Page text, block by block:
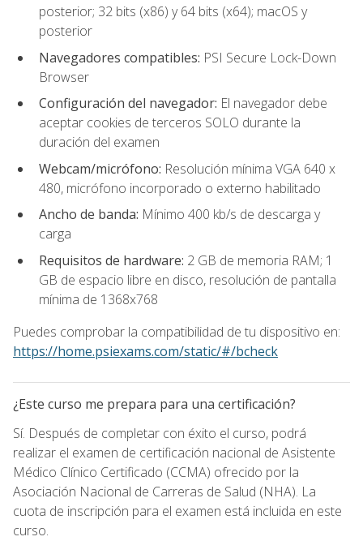
posterior; 32 bits (x86) y 64 bits (x64); macOS y
posterior
Navegadores compatibles: PSI Secure Lock-Down
Browser
Configuración del navegador: El navegador debe
aceptar cookies de terceros SOLO durante la
duración del examen
Webcam/micrófono: Resolución mínima VGA 640 x
480, micrófono incorporado o externo habilitado
Ancho de banda: Mínimo 400 kb/s de descarga y
carga
Requisitos de hardware: 2 GB de memoria RAM; 1
GB de espacio libre en disco, resolución de pantalla
mínima de 1368x768
Puedes comprobar la compatibilidad de tu dispositivo en:
https://home.psiexams.com/static/#/bcheck
¿Este curso me prepara para una certificación?
Sí. Después de completar con éxito el curso, podrá
realizar el examen de certificación nacional de Asistente
Médico Clínico Certificado (CCMA) ofrecido por la
Asociación Nacional de Carreras de Salud (NHA). La
cuota de inscripción para el examen está incluida en este
curso.